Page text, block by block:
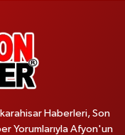
Haberleri, Son
Yorumlarıyla Afyon'un